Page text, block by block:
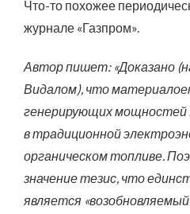
Что-то похожее
журнале «Газпром».
Автор пишет: «Доказано
Видалом), что
генерирующих
в традиционной
органическом топливе.
значение тезис, что
является